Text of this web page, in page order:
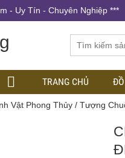
- Uy Tín - Chuyên Nghiệp ***
TRANG CHỦ
Vật Phong Thủy / Tượng